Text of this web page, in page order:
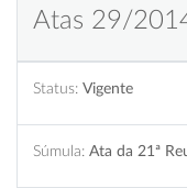
Atas 29/
Status: Vigente
Súmula: Ata da 21ª